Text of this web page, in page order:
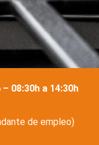
08:30h a 14:30h
de empleo)